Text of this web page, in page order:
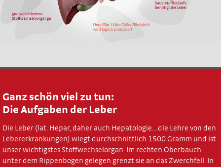
Ganz schön viel zu tun:
Die Aufgaben der Leber
Die Leber (lat. Hepar, daher auch Hepatologie....die Lehre von den
Lebererkrankungen) wiegt durchschnittlich 1500 Gramm und ist
unser wichtigstes Stoffwechselorgan. Im rechten Oberbauch
unter dem Rippenbogen gelegen grenzt sie an das Zwerchfell. In
Lebergesundheit
in Düsseldorf
Lebergesundheit
Die Leber - ein
kleines Wunderwerk
Ganz schön viel zu tun:
Die Aufgaben der Leber
Lebergesund bleiben